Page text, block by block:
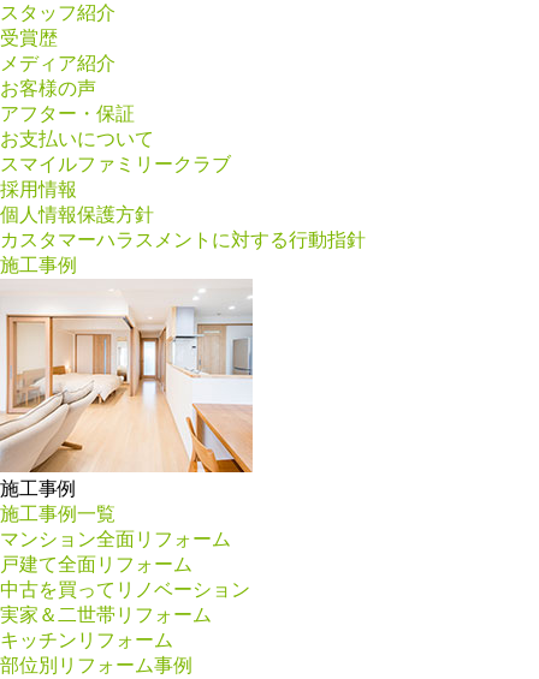
スタッフ紹介
受賞歴
メディア紹介
お客様の声
アフター・保証
お支払いについて
スマイルファミリークラブ
採用情報
個人情報保護方針
カスタマーハラスメントに対する行動指針
施工事例
施工事例
施工事例一覧
マンション全面リフォーム
戸建て全面リフォーム
中古を買ってリノベーション
実家＆二世帯リフォーム
キッチンリフォーム
部位別リフォーム事例